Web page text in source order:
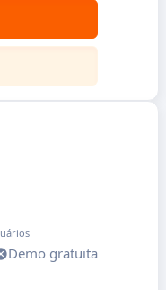
Demo gratuita